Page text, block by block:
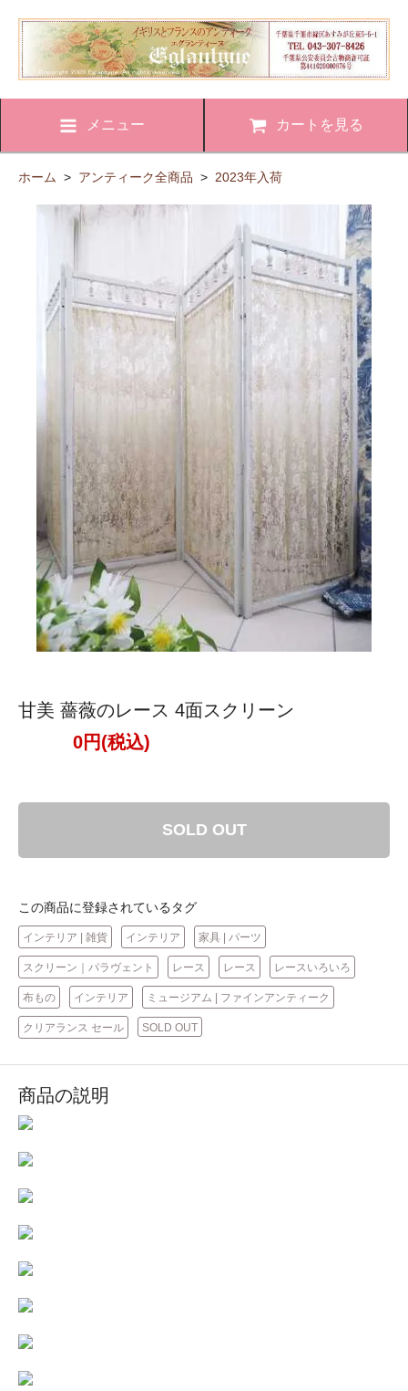
メニュー カートを見る
ホーム > アンティーク全商品 > 2023年入荷
甘美 薔薇のレース 4面スクリーン
0円(税込)
SOLD OUT
この商品に登録されているタグ
インテリア | 雑貨 インテリア 家具 | パーツ
スクリーン｜パラヴェント レース レース レースいろいろ
布もの インテリア ミュージアム | ファインアンティーク
クリアランス セール SOLD OUT
商品の説明